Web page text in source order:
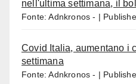
nell'ultima settimana, il
Fonte: Adnkronos -
Covid Italia, aumentano i
settimana
Fonte: Adnkronos -